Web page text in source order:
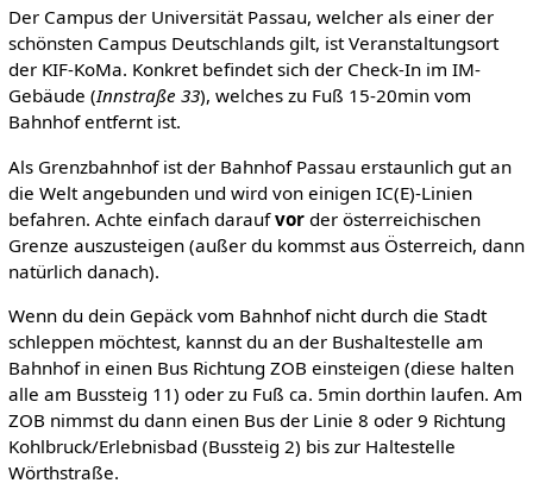
Der Campus der Universität Passau, welcher als einer der
schönsten Campus Deutschlands gilt, ist Veranstaltungsort
der KIF-KoMa. Konkret befindet sich der Check-In im IM-
Gebäude (Innstraße 33), welches zu Fuß 15-20min vom
Bahnhof entfernt ist.
Als Grenzbahnhof ist der Bahnhof Passau erstaunlich gut an
die Welt angebunden und wird von einigen IC(E)-Linien
befahren. Achte einfach daraufvorder österreichischen
Grenze auszusteigen (außer du kommst aus Österreich, dann
natürlich danach).
Wenn du dein Gepäck vom Bahnhof nicht durch die Stadt
schleppen möchtest, kannst du an der Bushaltestelle am
Bahnhof in einen Bus Richtung ZOB einsteigen (diese halten
alle am Bussteig 11) oder zu Fuß ca. 5min dorthin laufen. Am
ZOB nimmst du dann einen Bus der Linie 8 oder 9 Richtung
Kohlbruck/Erlebnisbad (Bussteig 2) bis zur Haltestelle
Wörthstraße.